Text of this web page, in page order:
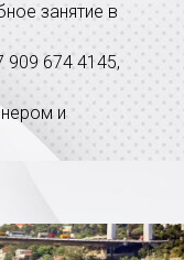
занятие в
909 674 4145,
и